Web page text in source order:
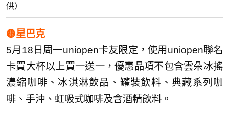
供）
🟡星巴克
5月18日周一uniopen卡友限定，使用uniopen聯名
卡買大杯以上買一送一，優惠品項不包含雲朵冰搖
濃縮咖啡、冰淇淋飲品、罐裝飲料、典藏系列咖
啡、手沖、虹吸式咖啡及含酒精飲料。